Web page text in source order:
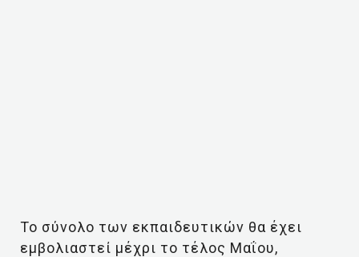
Το σύνολο των εκπαιδευτικών θα έχει
εμβολιαστεί μέχρι το τέλος Μαΐου,